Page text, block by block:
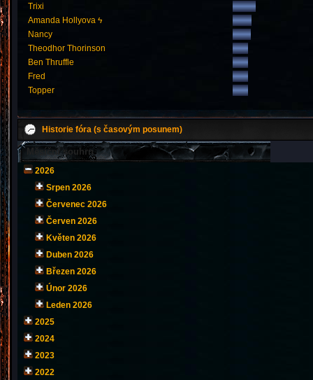
Trixi
Amanda Hollyova ϟ
Nancy
Theodhor Thorinson
Ben Thruffle
Fred
Topper
Historie fóra (s časovým posunem)
Měsíční souhrn
2026
Srpen 2026
Červenec 2026
Červen 2026
Květen 2026
Duben 2026
Březen 2026
Únor 2026
Leden 2026
2025
2024
2023
2022